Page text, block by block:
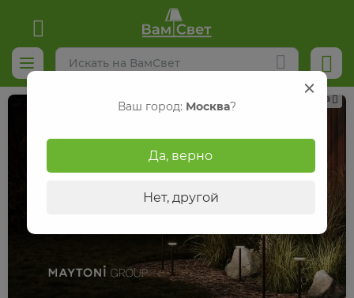
Реклама
Ваш город: Москва?
Да, верно
Нет, другой